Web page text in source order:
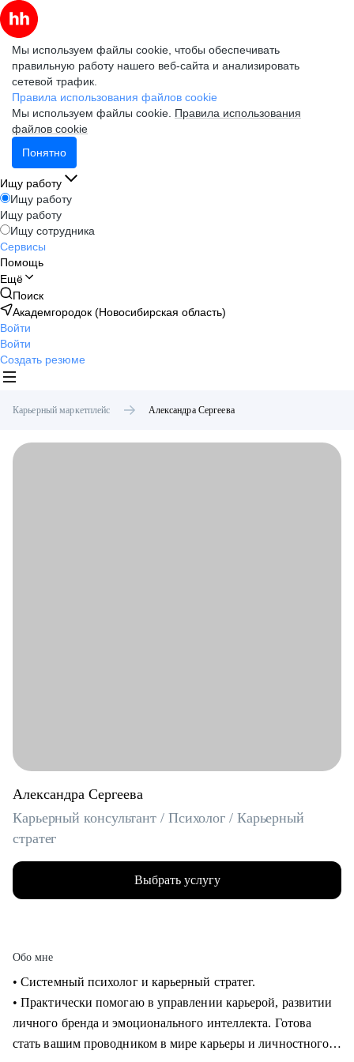
Мы используем файлы cookie, чтобы обеспечивать
правильную работу нашего веб-сайта и анализировать
сетевой трафик.
Правила использования файлов cookie
Мы используем файлы cookie. Правила использования
файлов cookie
Понятно
Ищу работу
Ищу работу
Ищу работу
Ищу сотрудника
Сервисы
Помощь
Ещё
Поиск
Академгородок (Новосибирская область)
Войти
Войти
Создать резюме
Карьерный маркетплейс Александра Сергеева
Александра Сергеева
Карьерный консультант / Психолог / Карьерный
стратег
Выбрать услугу
Обо мне
• Системный психолог и карьерный стратег.
• Практически помогаю в управлении карьерой, развитии
личного бренда и эмоционального интеллекта. Готова
стать вашим проводником в мире карьеры и личностного